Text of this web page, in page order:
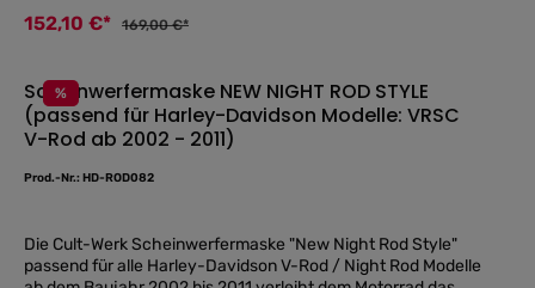
gewährleisten und das Set optisch perfekt abzurunden! Die
Fußrasten und die Schaltraste werden genau wie die
152,10 €* 169,00 €*
%
Durchschnittliche
Scheinwerfermaske NEW NIGHT ROD STYLE
(passend für Harley-Davidson Modelle: VRSC
V-Rod ab 2002 - 2011)
Prod.-Nr.: HD-ROD082
Die Cult-Werk Scheinwerfermaske "New Night Rod Style"
passend für alle Harley-Davidson V-Rod / Night Rod Modelle